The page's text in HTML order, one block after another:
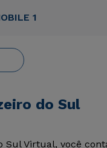
1
do Sul
Sul Virtual, você